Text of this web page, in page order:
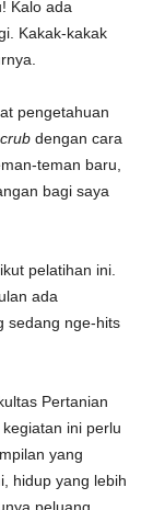
Kalo ada
Kakak-kakak
pengetahuan
dengan cara
teman baru,
bagi saya
pelatihan ini.
ada
sedang nge-hits
Pertanian
ini perlu
yang
hidup yang lebih